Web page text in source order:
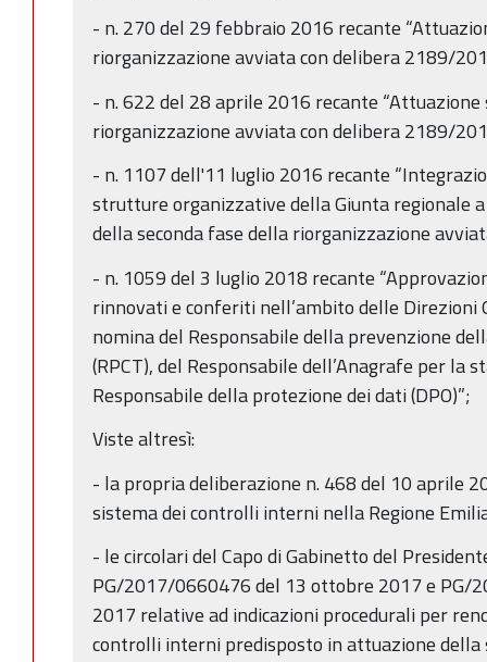
- n. 270 del 29 febbraio 2016 recante
riorganizzazione avviata con delibera 2189/
- n. 622 del 28 aprile 2016 recante “Attuazione
riorganizzazione avviata con delibera 2189/
- n. 1107 dell'11 luglio 2016 recante
strutture organizzative della Giunta regionale
della seconda fase della riorganizzazione
- n. 1059 del 3 luglio 2018 recante
rinnovati e conferiti nell’ambito delle Direzioni
nomina del Responsabile della prevenzione
(RPCT), del Responsabile dell’Anagrafe per la
Responsabile della protezione dei dati (DPO)”;
Viste altresì:
- la propria deliberazione n. 468 del 10 aprile
sistema dei controlli interni nella Regione
- le circolari del Capo di Gabinetto del
PG/2017/0660476 del 13 ottobre 2017 e PG/
2017 relative ad indicazioni procedurali per
controlli interni predisposto in attuazione della